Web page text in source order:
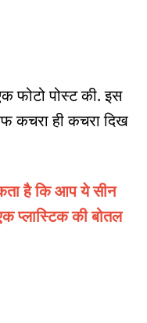
फोटो पोस्ट की. इस
कचरा ही कचरा दिख
है कि आप ये सीन
प्लास्टिक की बोतल